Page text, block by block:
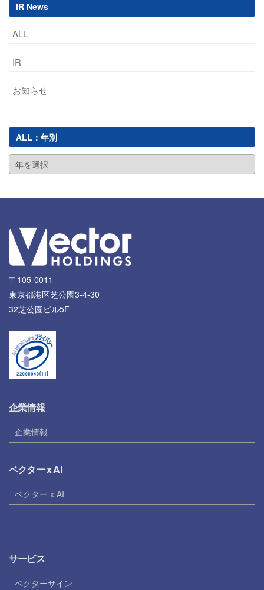
IR News
ALL
IR
お知らせ
ALL：年別
〒105-0011
東京都港区芝公園3-4-30
32芝公園ビル5F
企業情報
企業情報
ベクター x AI
ベクター x AI
サービス
ベクターサイン